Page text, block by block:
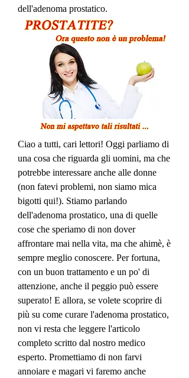
dell'adenoma prostatico.
Ciao a tutti, cari lettori! Oggi parliamo di
una cosa che riguarda gli uomini, ma che
potrebbe interessare anche alle donne
(non fatevi problemi, non siamo mica
bigotti qui!). Stiamo parlando
dell'adenoma prostatico, una di quelle
cose che speriamo di non dover
affrontare mai nella vita, ma che ahimè, è
sempre meglio conoscere. Per fortuna,
con un buon trattamento e un po' di
attenzione, anche il peggio può essere
superato! E allora, se volete scoprire di
più su come curare l'adenoma prostatico,
non vi resta che leggere l'articolo
completo scritto dal nostro medico
esperto. Promettiamo di non farvi
annoiare e magari vi faremo anche